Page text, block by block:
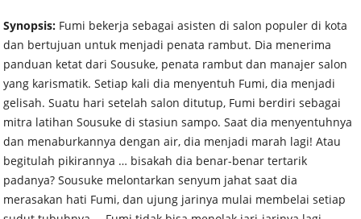
Synopsis: Fumi bekerja sebagai asisten di salon populer di kota
dan bertujuan untuk menjadi penata rambut. Dia menerima
panduan ketat dari Sousuke, penata rambut dan manajer salon
yang karismatik. Setiap kali dia menyentuh Fumi, dia menjadi
gelisah. Suatu hari setelah salon ditutup, Fumi berdiri sebagai
mitra latihan Sousuke di stasiun sampo. Saat dia menyentuhnya
dan menaburkannya dengan air, dia menjadi marah lagi! Atau
begitulah pikirannya … bisakah dia benar-benar tertarik
padanya? Sousuke melontarkan senyum jahat saat dia
merasakan hati Fumi, dan ujung jarinya mulai membelai setiap